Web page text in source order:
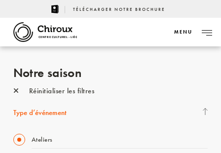
TÉLÉCHARGER NOTRE BROCHURE
CENTRE CULTUREL - LIÈGE
MENU
Notre saison
Réinitialiser les filtres
Type d’événement
Ateliers